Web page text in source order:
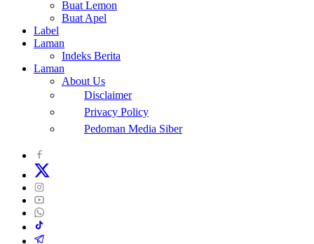
Buat Lemon
Buat Apel
Label
Laman
Indeks Berita
Laman
About Us
Disclaimer
Privacy Policy
Pedoman Media Siber